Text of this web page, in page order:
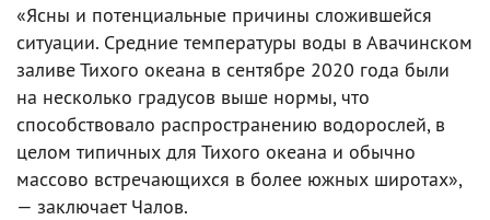
«Ясны и потенциальные причины сложившейся
ситуации. Средние температуры воды в Авачинском
заливе Тихого океана в сентябре 2020 года были
на несколько градусов выше нормы, что
способствовало распространению водорослей, в
целом типичных для Тихого океана и обычно
массово встречающихся в более южных широтах»,
— заключает Чалов.